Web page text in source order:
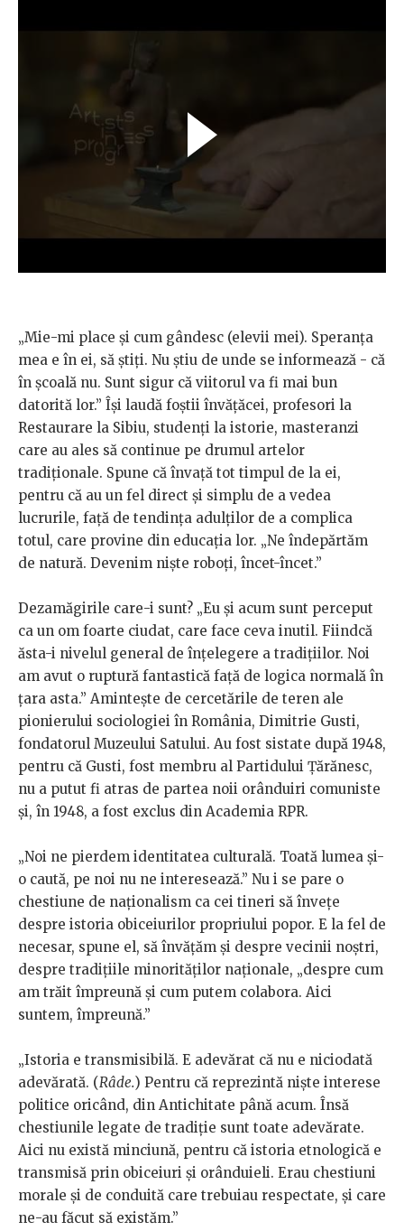
„Mie-mi place și cum gândesc (elevii mei). Speranța
mea e în ei, să știți. Nu știu de unde se informează - că
în școală nu. Sunt sigur că viitorul va fi mai bun
datorită lor.” Își laudă foștii învățăcei, profesori la
Restaurare la Sibiu, studenți la istorie, masteranzi
care au ales să continue pe drumul artelor
tradiționale. Spune că învață tot timpul de la ei,
pentru că au un fel direct și simplu de a vedea
lucrurile, față de tendința adulților de a complica
totul, care provine din educația lor. „Ne îndepărtăm
de natură. Devenim niște roboți, încet-încet.”
Dezamăgirile care-i sunt? „Eu și acum sunt perceput
ca un om foarte ciudat, care face ceva inutil. Fiindcă
ăsta-i nivelul general de înțelegere a tradițiilor. Noi
am avut o ruptură fantastică față de logica normală în
țara asta.” Amintește de cercetările de teren ale
pionierului sociologiei în România, Dimitrie Gusti,
fondatorul Muzeului Satului. Au fost sistate după 1948,
pentru că Gusti, fost membru al Partidului Țărănesc,
nu a putut fi atras de partea noii orânduiri comuniste
și, în 1948, a fost exclus din Academia RPR.
„Noi ne pierdem identitatea culturală. Toată lumea și-
o caută, pe noi nu ne interesează.” Nu i se pare o
chestiune de naționalism ca cei tineri să învețe
despre istoria obiceiurilor propriului popor. E la fel de
necesar, spune el, să învățăm și despre vecinii noștri,
despre tradițiile minorităților naționale, „despre cum
am trăit împreună și cum putem colabora. Aici
suntem, împreună.”
„Istoria e transmisibilă. E adevărat că nu e niciodată
adevărată. (Râde.) Pentru că reprezintă niște interese
politice oricând, din Antichitate până acum. Însă
chestiunile legate de tradiție sunt toate adevărate.
Aici nu există minciună, pentru că istoria etnologică e
transmisă prin obiceiuri și orânduieli. Erau chestiuni
morale și de conduită care trebuiau respectate, și care
ne-au făcut să existăm.”